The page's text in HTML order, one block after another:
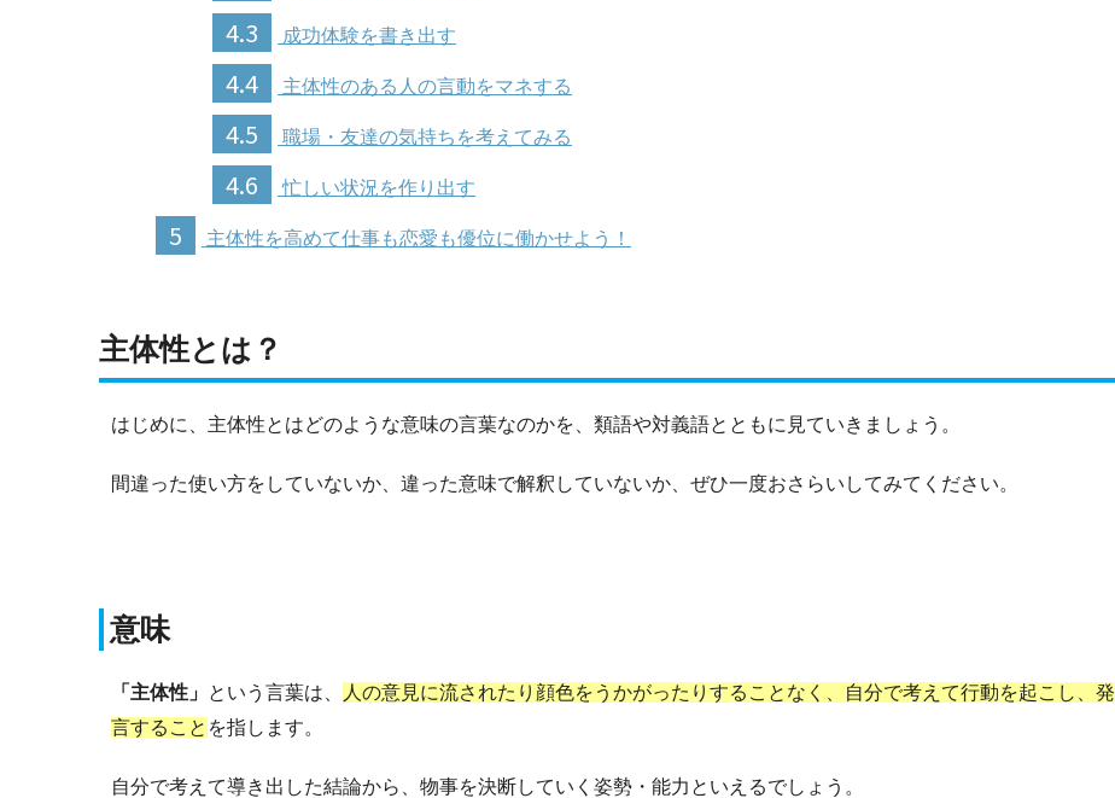
4.3 成功体験を書き出す
4.4 主体性のある人の言動をマネする
4.5 職場・友達の気持ちを考えてみる
4.6 忙しい状況を作り出す
5 主体性を高めて仕事も恋愛も優位に働かせよう！
主体性とは？
はじめに、主体性とはどのような意味の言葉なのかを、類語や対義語とともに見ていきましょう。
間違った使い方をしていないか、違った意味で解釈していないか、ぜひ一度おさらいしてみてください。
意味
「主体性」 という言葉は、
人の意見に流されたり顔色をうかがったりすることなく、自分で考えて行動を起こし、発
言すること を指します。
自分で考えて導き出した結論から、物事を決断していく姿勢・能力といえるでしょう。